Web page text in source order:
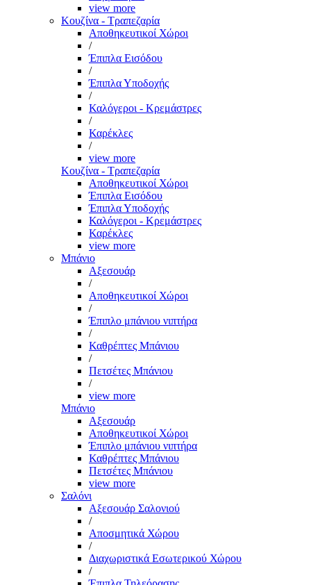
view more
Κουζίνα - Τραπεζαρία
Αποθηκευτικοί Χώροι
/
Έπιπλα Εισόδου
/
Έπιπλα Υποδοχής
/
Καλόγεροι - Κρεμάστρες
/
Καρέκλες
/
view more
Κουζίνα - Τραπεζαρία
Αποθηκευτικοί Χώροι
Έπιπλα Εισόδου
Έπιπλα Υποδοχής
Καλόγεροι - Κρεμάστρες
Καρέκλες
view more
Μπάνιο
Αξεσουάρ
/
Αποθηκευτικοί Χώροι
/
Έπιπλο μπάνιου νιπτήρα
/
Καθρέπτες Μπάνιου
/
Πετσέτες Μπάνιου
/
view more
Μπάνιο
Αξεσουάρ
Αποθηκευτικοί Χώροι
Έπιπλο μπάνιου νιπτήρα
Καθρέπτες Μπάνιου
Πετσέτες Μπάνιου
view more
Σαλόνι
Αξεσουάρ Σαλονιού
/
Αποσμητικά Χώρου
/
Διαχωριστικά Εσωτερικού Χώρου
/